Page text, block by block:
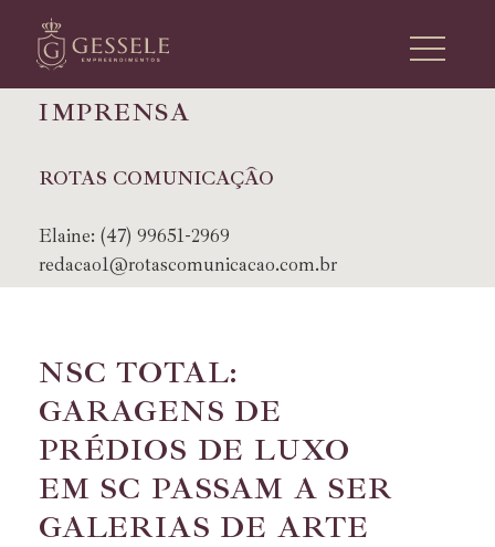
IMPRENSA
ROTAS COMUNICAÇÃO
Elaine: (47) 99651-2969
redacao1@rotascomunicacao.com.br
NSC TOTAL:
GARAGENS DE
PRÉDIOS DE LUXO
EM SC PASSAM A SER
GALERIAS DE ARTE